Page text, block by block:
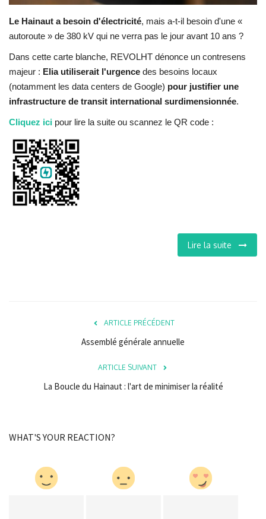
Le Hainaut a besoin d'électricité, mais a-t-il besoin d'une «
autoroute » de 380 kV qui ne verra pas le jour avant 10 ans ?
Dans cette carte blanche, REVOLHT dénonce un contresens
majeur : Elia utiliserait l'urgence des besoins locaux
(notamment les data centers de Google) pour justifier une
infrastructure de transit international surdimensionnée.
Cliquez ici pour lire la suite ou scannez le QR code :
Lire la suite
ARTICLE PRÉCÉDENT
Assemblé générale annuelle
ARTICLE SUIVANT
La Boucle du Hainaut : l'art de minimiser la réalité
WHAT'S YOUR REACTION?